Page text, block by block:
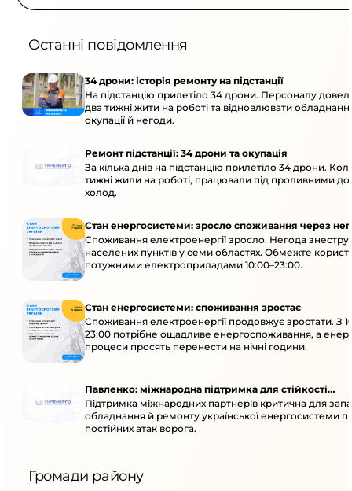
Останні повідомлення
34 дрони: історія ремонту на підстанції
На підстанцію прилетіло 34 дрони. Персоналу
два тижні жити на роботі та відновлювати
окупації й негоди.
Ремонт підстанції: 34 дрони та окупація
За кілька днів на підстанцію прилетіло 34 дрони.
тижні жили на роботі, працювали під проливними
холод.
Стан енергосистеми: зросло споживання через
Споживання електроенергії зросло. Негода
населених пунктів у семи областях. Обмежте
потужними електроприладами 10:00–23:00.
Стан енергосистеми: споживання зростає
Споживання електроенергії продовжує зростати. З
23:00 потрібне ощадливе енергоспоживання, а
процеси просять перенести на нічні години.
Павленко: міжнародна підтримка для стійкості
енергосистеми
Підтримка міжнародних партнерів критична для
обладнання й ремонту української енергосистеми
постійних атак ворога.
Громади району